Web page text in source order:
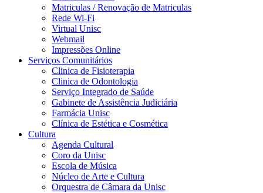
Matriculas / Renovação de Matriculas
Rede Wi-Fi
Virtual Unisc
Webmail
Impressões Online
Serviços Comunitários
Clinica de Fisioterapia
Clinica de Odontologia
Serviço Integrado de Saúde
Gabinete de Assistência Judiciária
Farmácia Unisc
Clínica de Estética e Cosmética
Cultura
Agenda Cultural
Coro da Unisc
Escola de Música
Núcleo de Arte e Cultura
Orquestra de Câmara da Unisc